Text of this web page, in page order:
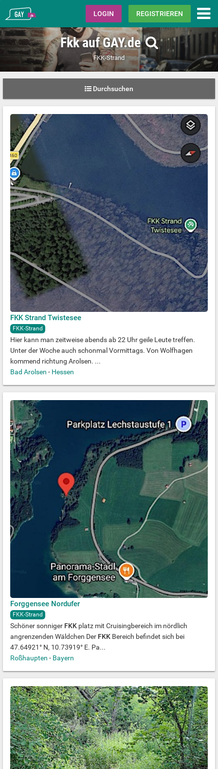
Gay.de LOGIN REGISTRIEREN
Fkk auf GAY.de
FKK-Strand
Durchsuchen
FKK Strand Twistesee
FKK-Strand
Hier kann man zeitweise abends ab 22 Uhr geile Leute treffen.
Unter der Woche auch schonmal Vormittags. Von Wolfhagen
kommend richtung Arolsen. ...
Bad Arolsen - Hessen
Forggensee Nordufer
FKK-Strand
Schöner sonniger FKK platz mit Cruisingbereich im nördlich
angrenzenden Wäldchen Der FKK Bereich befindet sich bei
47.64921° N, 10.73919° E. Pa...
Roßhaupten - Bayern